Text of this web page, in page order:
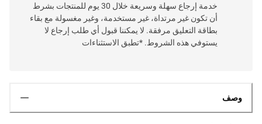
خدمة إرجاع سهلة وسريعة خلال 30 يوم للمنتجات بشرط
أن تكون غير مرتداة، غير مستخدمة، وغير مغسولة مع بقاء
بطاقة التعليق مرفقة. لا يمكننا قبول أي طلب إرجاع لا
يستوفي هذه الشروط. *تطبق الاستثناءات
وصف